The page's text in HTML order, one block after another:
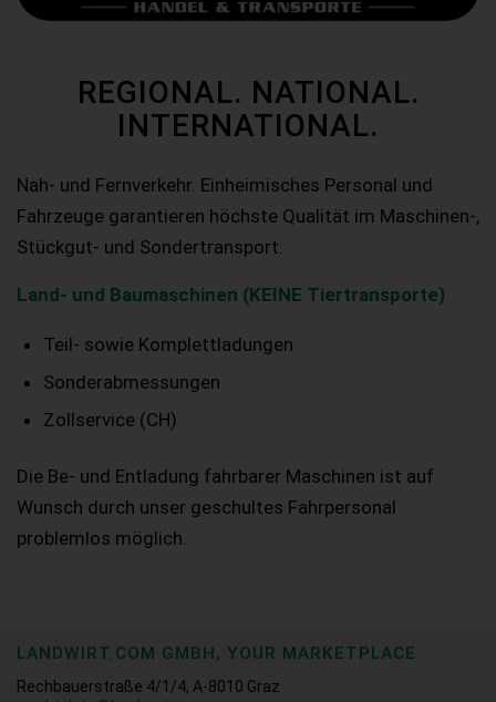
REGIONAL. NATIONAL.
INTERNATIONAL.
Nah- und Fernverkehr. Einheimisches Personal und
Fahrzeuge garantieren höchste Qualität im Maschinen-,
Stückgut- und Sondertransport.
Land- und Baumaschinen (KEINE Tiertransporte)
Teil- sowie Komplettladungen
Sonderabmessungen
Zollservice (CH)
Die Be- und Entladung fahrbarer Maschinen ist auf
Wunsch durch unser geschultes Fahrpersonal
problemlos möglich.
LANDWIRT.COM GMBH, YOUR MARKETPLACE
Rechbauerstraße 4/1/4, A-8010 Graz